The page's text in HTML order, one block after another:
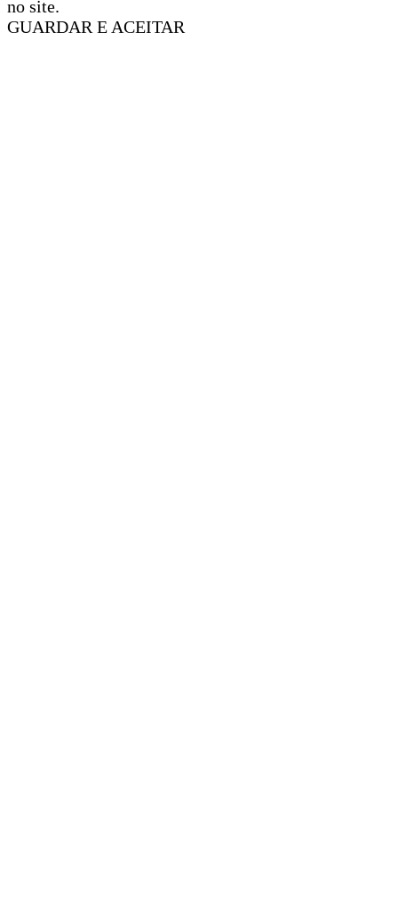
no site.
GUARDAR E ACEITAR